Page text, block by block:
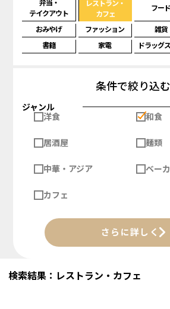
弁当・
テイクアウト
レストラン・
カフェ
フード
おみやげ ファッション 雑貨
書籍
家電 ドラッグ
条件で絞り込む
ジャンル
洋食
和食
居酒屋 麺類
中華・アジア ベー
カフェ
さらに詳しく
検索結果：レストラン・カフェ